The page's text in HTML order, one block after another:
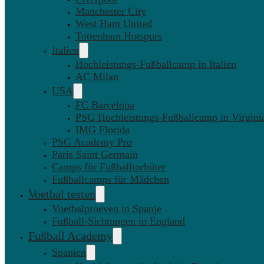
Manchester City
West Ham United
Tottenham Hotspurs
Italien
Hochleistungs-Fußballcamp in Italien
AC Milan
USA
FC Barcelona
PSG Hochleistungs-Fußballcamp in
IMG Florida
PSG Academy Pro
Paris Saint Germain
Camps für Fußballtorhüter
Fußballcamps für Mädchen
Voetbal testen
Voetbalproeven in Spanje
Fußball-Sichtungen in England
Fußball Academy
Spanien